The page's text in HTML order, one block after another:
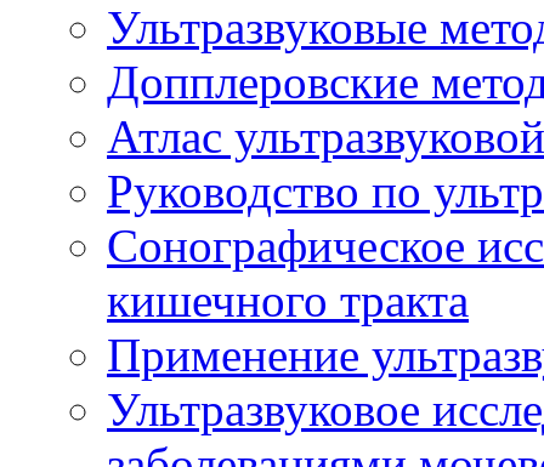
Ультразвуковые
Допплеровские
Атлас
Руководство по
Сонографическое
кишечного тракта
Применение
Ультразвуковое